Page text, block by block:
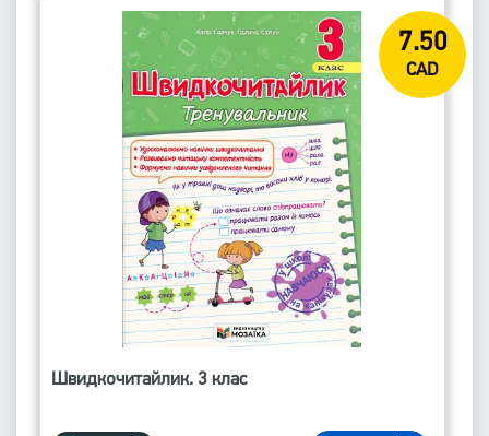
7.50
CAD
Швидкочитайлик. 3 клас